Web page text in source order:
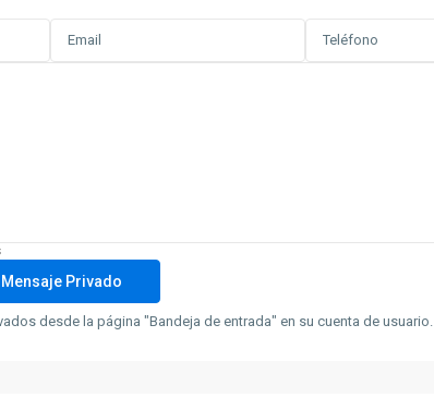
desde la página "Bandeja de entrada" en su cuenta de usuario.